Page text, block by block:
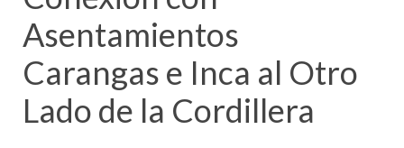
Asentamientos
Carangas e Inca al Otro
Lado de la Cordillera